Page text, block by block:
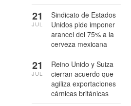
Sindicato de Estados
Unidos pide imponer
arancel del 75% a la
cerveza mexicana
21
JUL
Reino Unido y Suiza
cierran acuerdo que
agiliza exportaciones
cárnicas británicas
21
JUL